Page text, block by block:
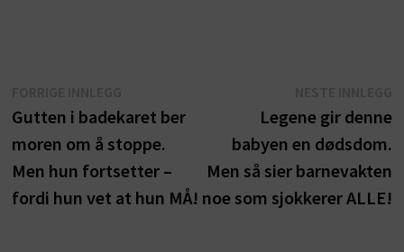
innlegg:
Gutten i badekaret ber
moren om å stoppe.
Men hun fortsetter –
fordi hun vet at hun MÅ!
Legene gir denne
babyen en dødsdom.
Men så sier barnevakten
noe som sjokkerer ALLE!